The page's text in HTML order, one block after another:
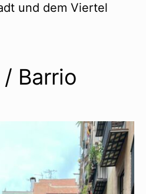
und dem Viertel
Barrio